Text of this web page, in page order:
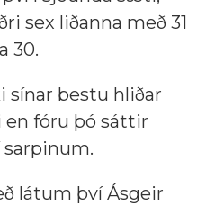
sex liðanna með 31
30.
sínar bestu hliðar
en fóru þó sáttir
látum því Ásgeir